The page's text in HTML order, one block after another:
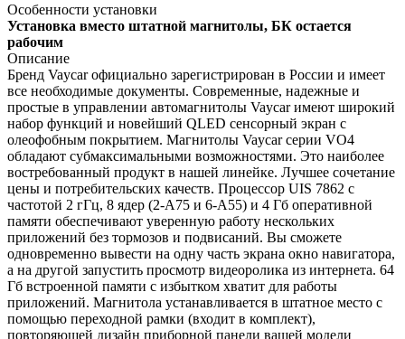
Особенности установки
Установка вместо штатной магнитолы, БК остается
рабочим
Описание
Бренд Vaycar официально зарегистрирован в России и имеет
все необходимые документы. Современные, надежные и
простые в управлении автомагнитолы Vaycar имеют широкий
набор функций и новейший QLED сенсорный экран с
олеофобным покрытием. Магнитолы Vaycar серии VО4
обладают субмаксимальными возможностями. Это наиболее
востребованный продукт в нашей линейке. Лучшее сочетание
цены и потребительских качеств. Процессор UIS 7862 с
частотой 2 гГц, 8 ядер (2-А75 и 6-А55) и 4 Гб оперативной
памяти обеспечивают уверенную работу нескольких
приложений без тормозов и подвисаний. Вы сможете
одновременно вывести на одну часть экрана окно навигатора,
а на другой запустить просмотр видеоролика из интернета. 64
Гб встроенной памяти с избытком хватит для работы
приложений. Магнитола устанавливается в штатное место с
помощью переходной рамки (входит в комплект),
повторяющей дизайн приборной панели вашей модели